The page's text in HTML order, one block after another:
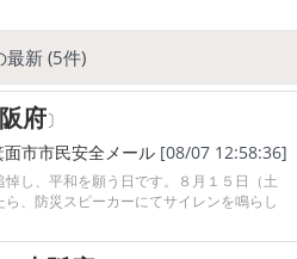
最新 (5件)
府〕
面市市民安全メール [08/07 12:58:36]
悼し、平和を願う日です。８月１５日（土
、防災スピーカーにてサイレンを鳴らし